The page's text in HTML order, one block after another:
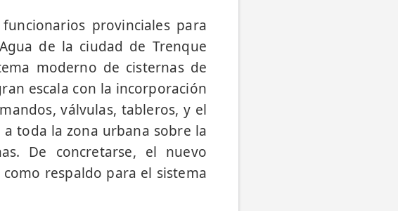
provinciales para
de la ciudad de Trenque
moderno de cisternas de
escala con la incorporación
válvulas, tableros, y el
toda la zona urbana sobre la
De concretarse, el nuevo
respaldo para el sistema